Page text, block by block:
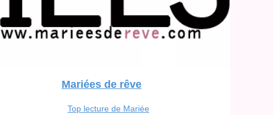
Mariées de rêve
Top lecture de Mariée